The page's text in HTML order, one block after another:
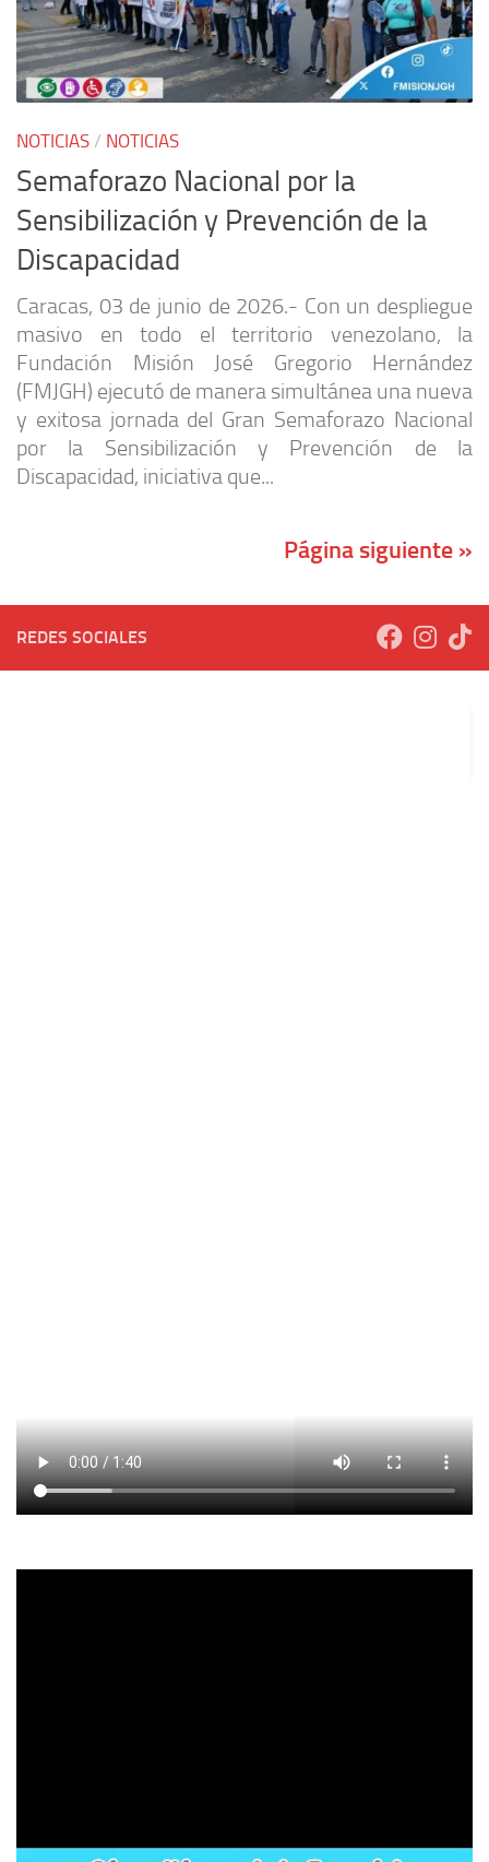
NOTICIAS / NOTICIAS
Semaforazo Nacional por la
Sensibilización y Prevención de la
Discapacidad
Caracas, 03 de junio de 2026.- Con un despliegue
masivo en todo el territorio venezolano, la
Fundación Misión José Gregorio Hernández
(FMJGH) ejecutó de manera simultánea una nueva
y exitosa jornada del Gran Semaforazo Nacional
por la Sensibilización y Prevención de la
Discapacidad, iniciativa que...
Página siguiente »
REDES SOCIALES